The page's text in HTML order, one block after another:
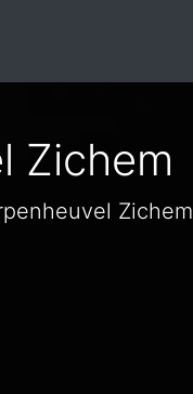
Zichem
Zichem